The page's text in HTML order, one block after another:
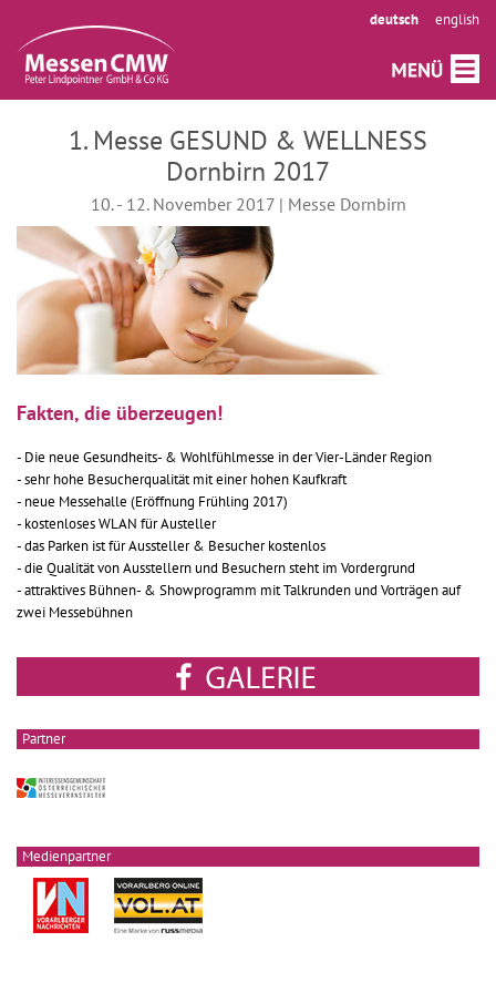
deutsch english
1. Messe GESUND & WELLNESS
Dornbirn 2017
10. - 12. November 2017 | Messe Dornbirn
Fakten, die überzeugen!
- Die neue Gesundheits- & Wohlfühlmesse in der Vier-Länder Region
- sehr hohe Besucherqualität mit einer hohen Kaufkraft
- neue Messehalle (Eröffnung Frühling 2017)
- kostenloses WLAN für Austeller
- das Parken ist für Aussteller & Besucher kostenlos
- die Qualität von Ausstellern und Besuchern steht im Vordergrund
- attraktives Bühnen- & Showprogramm mit Talkrunden und Vorträgen auf
zwei Messebühnen
Partner
Medienpartner